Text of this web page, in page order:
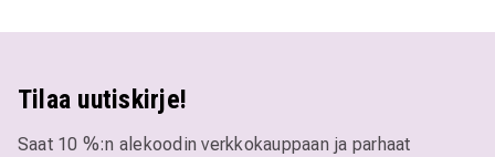
Tilaa uutiskirje!
Saat 10 %:n alekoodin verkkokauppaan ja parhaat